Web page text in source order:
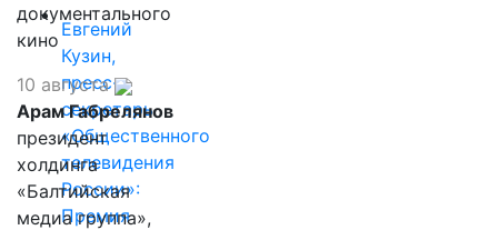
Евгений
Кузин,
пресс-
секретарь
«Общественного
телевидения
России»:
Премия
документального
кино
10 августа
Арам Габрелянов
президент
холдинга
«Балтийская
медиа группа»,